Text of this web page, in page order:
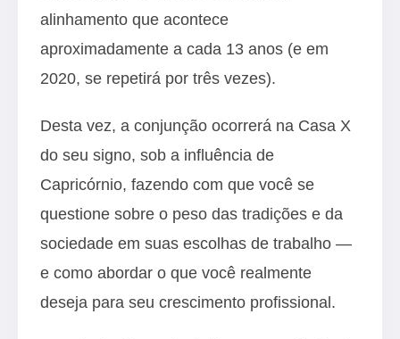
alinhamento que acontece
aproximadamente a cada 13 anos (e em
2020, se repetirá por três vezes).
Desta vez, a conjunção ocorrerá na Casa X
do seu signo, sob a influência de
Capricórnio, fazendo com que você se
questione sobre o peso das tradições e da
sociedade em suas escolhas de trabalho —
e como abordar o que você realmente
deseja para seu crescimento profissional.